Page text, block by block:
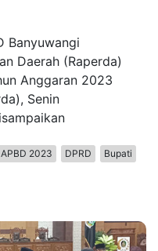
Banyuwangi
Daerah (Raperda)
Anggaran 2023
Senin
APBD 2023 DPRD
Bupati